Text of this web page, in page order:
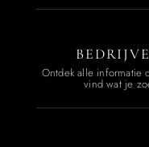
Ontdek alle informatie
vind wat je